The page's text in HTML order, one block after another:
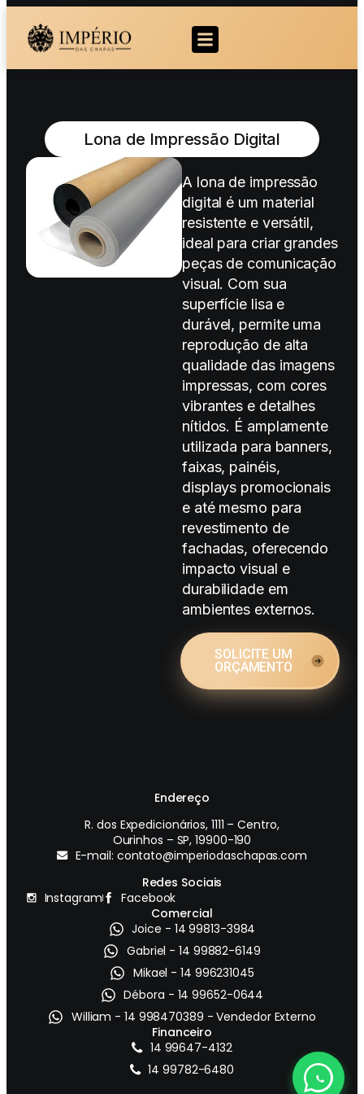
Lona de Impressão Digital
A lona de impressão
digital é um material
resistente e versátil,
ideal para criar grandes
peças de comunicação
visual. Com sua
superfície lisa e
durável, permite uma
reprodução de alta
qualidade das imagens
impressas, com cores
vibrantes e detalhes
nítidos. É amplamente
utilizada para banners,
faixas, painéis,
displays promocionais
e até mesmo para
revestimento de
fachadas, oferecendo
impacto visual e
durabilidade em
ambientes externos.
SOLICITE UM
ORÇAMENTO
Endereço
R. dos Expedicionários, 1111 – Centro,
Ourinhos – SP, 19900-190
E-mail: contato@imperiodaschapas.com
Redes Sociais
Instagram
Facebook
Comercial
Joice - 14 99813-3984
Gabriel - 14 99882-6149
Mikael - 14 996231045
Débora - 14 99652-0644
William - 14 998470389 - Vendedor Externo
Financeiro
14 99647-4132
14 99782-6480